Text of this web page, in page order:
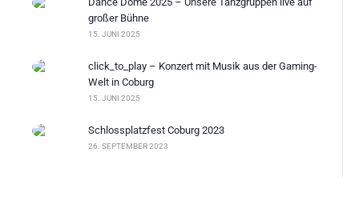
großer Bühne
15. JUNI 2025
click_to_play – Konzert mit Musik aus der Gaming-
Welt in Coburg
15. JUNI 2025
Schlossplatzfest Coburg 2023
26. SEPTEMBER 2023